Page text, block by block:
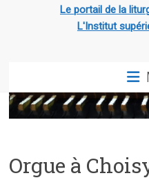
Le portail de la
L'Institut
Orgue à